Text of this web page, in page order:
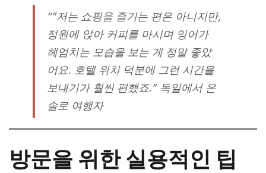
“"저는 쇼핑을 즐기는 편은 아니지만,
정원에 앉아 커피를 마시며 잉어가
헤엄치는 모습을 보는 게 정말 좋았
어요. 호텔 위치 덕분에 그런 시간을
보내기가 훨씬 편했죠." 독일에서 온
솔로 여행자
방문을 위한 실용적인 팁